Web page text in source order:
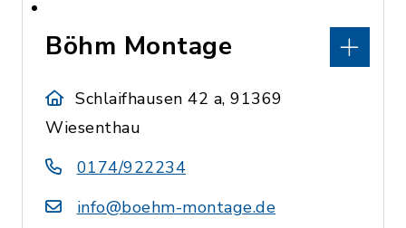
Böhm Montage
Schlaifhausen 42 a, 91369
Wiesenthau
0174/922234
info@boehm-montage.de